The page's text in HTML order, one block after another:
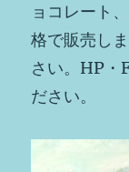
ョコレート
格で販売し
さい。HP・
ださい。